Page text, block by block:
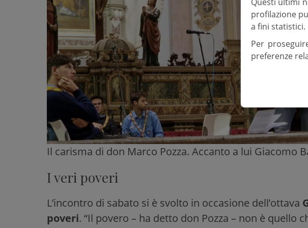
Il carisma di don Marco Pozza. Accanto a lui Giacomo
I veri poveri
L’incontro di sabato si è svolto in occasione dell’ottava
poveri. “Il povero – ha detto don Pozza – non è quello
profilazione
a fini statistici.
Per
preferenze